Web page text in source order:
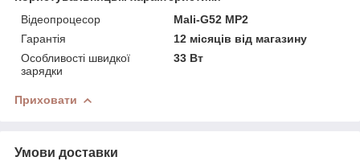
Відеопроцесор
Mali-G52 MP2
Гарантія
12 місяців від магазину
Особливості швидкої
зарядки
33 Вт
Приховати
Умови доставки